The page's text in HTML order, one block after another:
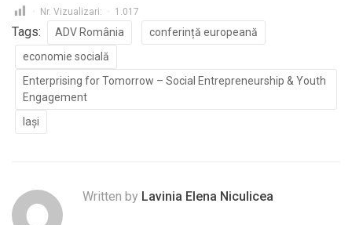
Nr. Vizualizari: 1.017
Tags: ADV România
conferință europeană
economie socială
Enterprising for Tomorrow – Social Entrepreneurship & Youth
Engagement
Iași
Written by Lavinia Elena Niculicea